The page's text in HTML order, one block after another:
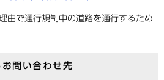
由で通行規制中の道路を通行するため
問い合わせ先